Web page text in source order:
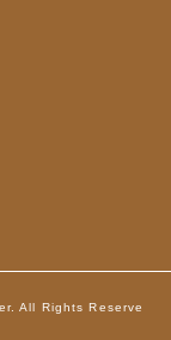
All Rights Reserve